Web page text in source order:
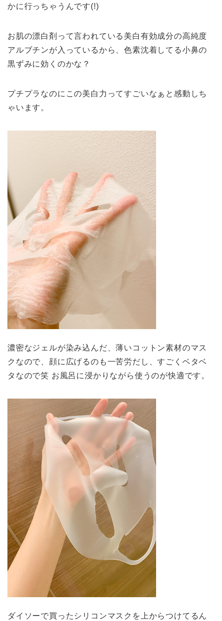
かに行っちゃうんです(!)
お肌の漂白剤って言われている美白有効成分の高純度
アルブチンが入っているから、色素沈着してる小鼻の
黒ずみに効くのかな？
プチプラなのにこの美白力ってすごいなぁと感動しち
ゃいます。
濃密なジェルが染み込んだ、薄いコットン素材のマス
クなので、顔に広げるのも一苦労だし、すごくベタベ
タなので笑 お風呂に浸かりながら使うのが快適です。
ダイソーで買ったシリコンマスクを上からつけてるん